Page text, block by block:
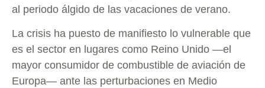
al periodo álgido de las vacaciones de verano.
La crisis ha puesto de manifiesto lo vulnerable que
es el sector en lugares como Reino Unido —el
mayor consumidor de combustible de aviación de
Europa— ante las perturbaciones en Medio